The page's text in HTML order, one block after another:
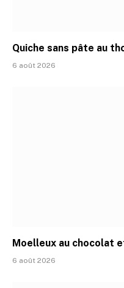
Quiche sans pâte au
6 août 2026
Moelleux au chocolat
6 août 2026